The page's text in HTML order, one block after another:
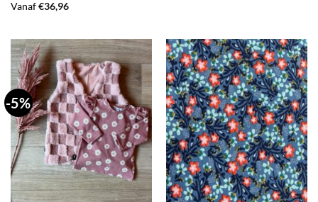
Vanaf €36,96
-5%